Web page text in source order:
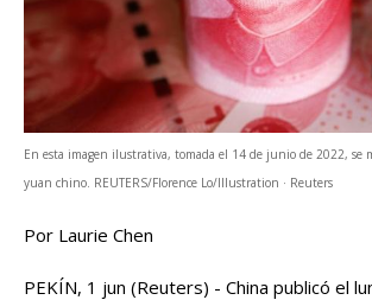
En esta imagen ilustrativa, tomada el 14 de junio de 2022, se
yuan chino. REUTERS/Florence Lo/Illustration · Reuters
Por Laurie Chen
PEKÍN, 1 jun (Reuters) - China publicó el